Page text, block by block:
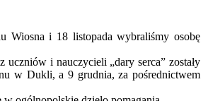
Wiosna i 18 listopada wybraliśmy osobę
i nauczycieli „dary serca” zostały
w Dukli, a 9 grudnia, za pośrednictwem